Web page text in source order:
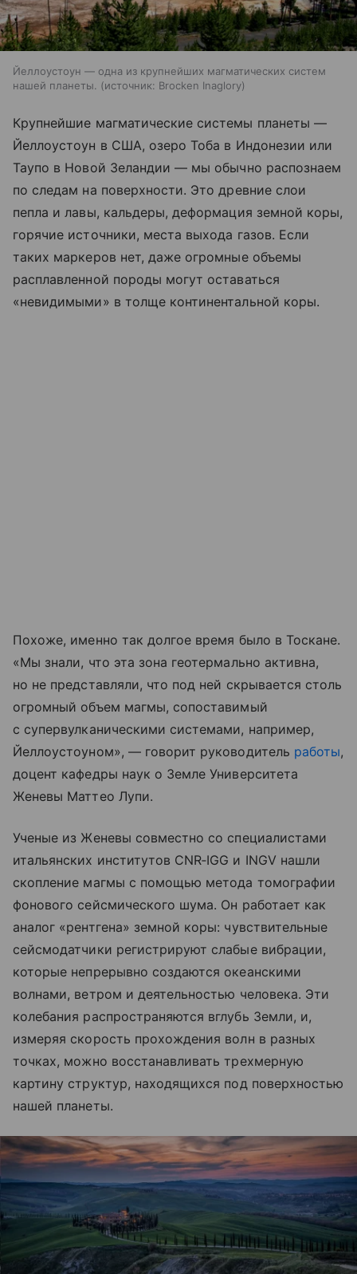
Йеллоустоун — одна из крупнейших магматических систем
нашей планеты.
источник: Brocken Inaglory
Крупнейшие магматические системы планеты —
Йеллоустоун в США, озеро Тоба в Индонезии или
Таупо в Новой Зеландии — мы обычно распознаем
по следам на поверхности. Это древние слои
пепла и лавы, кальдеры, деформация земной коры,
горячие источники, места выхода газов. Если
таких маркеров нет, даже огромные объемы
расплавленной породы могут оставаться
«невидимыми» в толще континентальной коры.
Похоже, именно так долгое время было в Тоскане.
«Мы знали, что эта зона геотермально активна,
но не представляли, что под ней скрывается столь
огромный объем магмы, сопоставимый
с супервулканическими системами, например,
Йеллоустоуном», — говорит руководитель работы,
доцент кафедры наук о Земле Университета
Женевы Маттео Лупи.
Ученые из Женевы совместно со специалистами
итальянских институтов CNR‑IGG и INGV нашли
скопление магмы с помощью метода томографии
фонового сейсмического шума. Он работает как
аналог «рентгена» земной коры: чувствительные
сейсмодатчики регистрируют слабые вибрации,
которые непрерывно создаются океанскими
волнами, ветром и деятельностью человека. Эти
колебания распространяются вглубь Земли, и,
измеряя скорость прохождения волн в разных
точках, можно восстанавливать трехмерную
картину структур, находящихся под поверхностью
нашей планеты.